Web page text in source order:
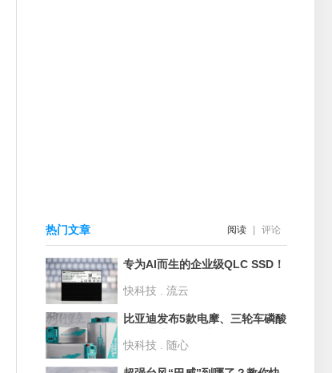
热门文章 阅读 评论
专为AI而生的企业级QLC SSD！
超过1PB的写入测试
快科技 . 流云
比亚迪发布5款电摩、三轮车磷酸
10年
快科技 . 随心